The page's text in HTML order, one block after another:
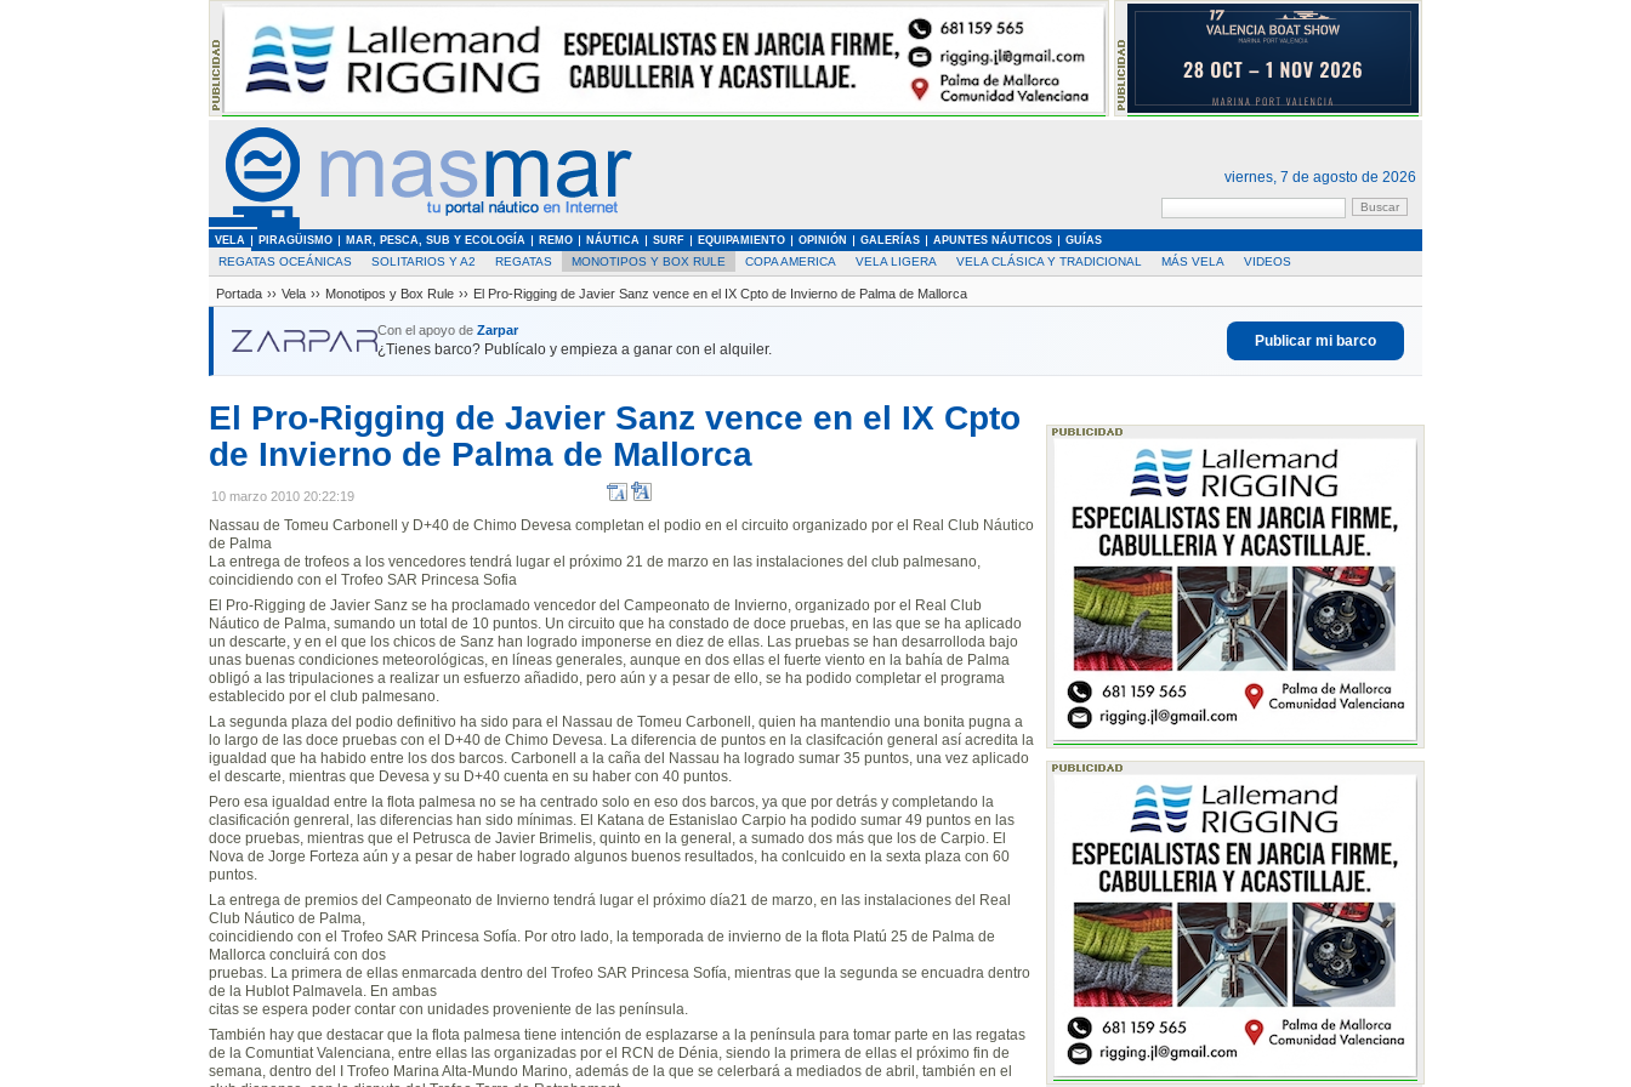
viernes, 7 de agosto de 2026
VELA PIRAGÜISMO MAR, PESCA, SUB Y ECOLOGÍA REMO NÁUTICA SURF EQUIPAMIENTO OPINIÓN GALERÍAS APUNTES NÁUTICOS GUÍAS
REGATAS OCEÁNICAS SOLITARIOS Y A2 REGATAS MONOTIPOS Y BOX RULE COPA AMERICA VELA LIGERA VELA CLÁSICA Y TRADICIONAL MÁS VELA VIDEOS
Portada ›› Vela ›› Monotipos y Box Rule ›› El Pro-Rigging de Javier Sanz vence en el IX Cpto de Invierno de Palma de Mallorca
Con el apoyo de Zarpar
¿Tienes barco? Publícalo y empieza a ganar con el alquiler.
Publicar mi barco
El Pro-Rigging de Javier Sanz vence en el IX Cpto
de Invierno de Palma de Mallorca
10 marzo 2010 20:22:19
Nassau de Tomeu Carbonell y D+40 de Chimo Devesa completan el podio en el circuito organizado por el Real Club Náutico
de Palma
La entrega de trofeos a los vencedores tendrá lugar el próximo 21 de marzo en las instalaciones del club palmesano,
coincidiendo con el Trofeo SAR Princesa Sofia
El Pro-Rigging de Javier Sanz se ha proclamado vencedor del Campeonato de Invierno, organizado por el Real Club
Náutico de Palma, sumando un total de 10 puntos. Un circuito que ha constado de doce pruebas, en las que se ha aplicado
un descarte, y en el que los chicos de Sanz han logrado imponerse en diez de ellas. Las pruebas se han desarrolloda bajo
unas buenas condiciones meteorológicas, en líneas generales, aunque en dos ellas el fuerte viento en la bahía de Palma
obligó a las tripulaciones a realizar un esfuerzo añadido, pero aún y a pesar de ello, se ha podido completar el programa
establecido por el club palmesano.
La segunda plaza del podio definitivo ha sido para el Nassau de Tomeu Carbonell, quien ha mantendio una bonita pugna a
lo largo de las doce pruebas con el D+40 de Chimo Devesa. La diferencia de puntos en la clasifcación general así acredita la
igualdad que ha habido entre los dos barcos. Carbonell a la caña del Nassau ha logrado sumar 35 puntos, una vez aplicado
el descarte, mientras que Devesa y su D+40 cuenta en su haber con 40 puntos.
Pero esa igualdad entre la flota palmesa no se ha centrado solo en eso dos barcos, ya que por detrás y completando la
clasificación genreral, las diferencias han sido mínimas. El Katana de Estanislao Carpio ha podido sumar 49 puntos en las
doce pruebas, mientras que el Petrusca de Javier Brimelis, quinto en la general, a sumado dos más que los de Carpio. El
Nova de Jorge Forteza aún y a pesar de haber logrado algunos buenos resultados, ha conlcuido en la sexta plaza con 60
puntos.
La entrega de premios del Campeonato de Invierno tendrá lugar el próximo día21 de marzo, en las instalaciones del Real
Club Náutico de Palma,
coincidiendo con el Trofeo SAR Princesa Sofía. Por otro lado, la temporada de invierno de la flota Platú 25 de Palma de
Mallorca concluirá con dos
pruebas. La primera de ellas enmarcada dentro del Trofeo SAR Princesa Sofía, mientras que la segunda se encuadra dentro
de la Hublot Palmavela. En ambas
citas se espera poder contar con unidades proveniente de las península.
También hay que destacar que la flota palmesa tiene intención de esplazarse a la península para tomar parte en las regatas
de la Comuntiat Valenciana, entre ellas las organizadas por el RCN de Dénia, siendo la primera de ellas el próximo fin de
semana, dentro del I Trofeo Marina Alta-Mundo Marino, además de la que se celerbará a mediados de abril, también en el